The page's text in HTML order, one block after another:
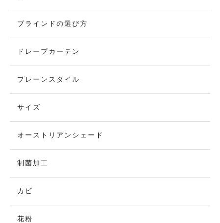
ブラインドの選び方
ドレープカーテン
プレーンスタイル
サイズ
オーストリアンシェード
制菌加工
カビ
花粉